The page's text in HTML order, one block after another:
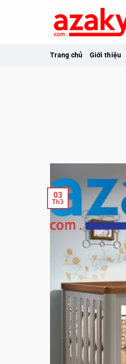
Trang chủ Giới thiệu
03
Th3